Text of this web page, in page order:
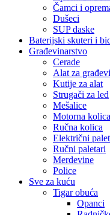
Čamci i
Dušeci
SUP daske
Baterijski skuteri i
Građevinarstvo
Cerade
Alat za
Kutije za alat
Strugači za led
Mešalice
Motorna kolica
Ručna kolica
Električni
Ručni paletari
Merdevine
Police
Sve za kuću
Tigar obuća
Opanci